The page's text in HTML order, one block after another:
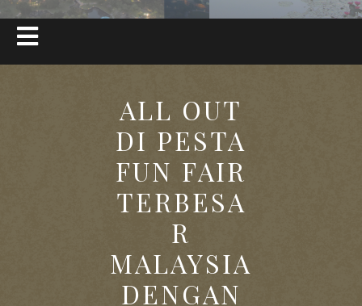
ALL OUT
DI PESTA
FUN FAIR
TERBESA
R
MALAYSIA
DENGAN